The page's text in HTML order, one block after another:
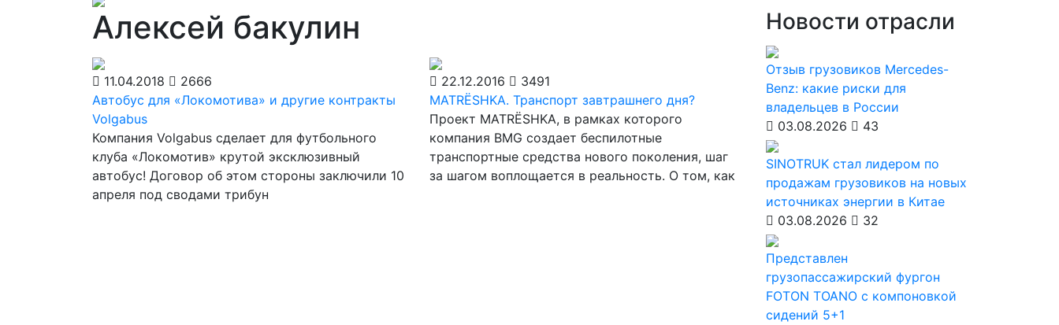
Алексей бакулин
11.04.2018
2666
Автобус для «Локомотива» и другие контракты
Volgabus
Компания Volgabus сделает для футбольного
клуба «Локомотив» крутой эксклюзивный
автобус! Договор об этом стороны заключили 10
апреля под сводами трибун
22.12.2016
3491
MATRЁSHKA. Транспорт завтрашнего дня?
Проект MATRЁSHKA, в рамках которого
компания BMG создает беспилотные
транспортные средства нового поколения, шаг
за шагом воплощается в реальность. О том, как
Новости отрасли
Отзыв грузовиков Mercedes-
Benz: какие риски для
владельцев в России
03.08.2026
43
SINOTRUK стал лидером по
продажам грузовиков на новых
источниках энергии в Китае
03.08.2026
32
Представлен
грузопассажирский фургон
FOTON TOANO с компоновкой
сидений 5+1